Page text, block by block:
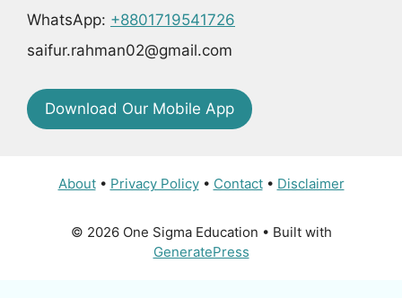
WhatsApp: +8801719541726
saifur.rahman02@gmail.com
Download Our Mobile App
About• Privacy Policy• Contact• Disclaimer
© 2026 One Sigma Education • Built with
GeneratePress